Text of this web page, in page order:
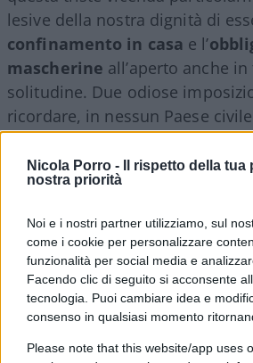
Nicola Porro -
Il rispetto della tua
nostra priorità
Noi e i nostri partner utilizziamo, sul
come i cookie per personalizzare
funzionalità per social media e
Facendo clic di seguito si acconsente
tecnologia. Puoi cambiare idea e
consenso in qualsiasi momento
Please note that this website/app uses
lesive della nostra dignità di
confinamento in casa e l’
mascherine all’aperto anche
solitudine. Due odiose
ricordare, in nessun Paese
adottatecosìcome è avvenuto
Italiani trattati
sudditi
Eppure, analogamente al resto
tutto ciò ha incontrato nella